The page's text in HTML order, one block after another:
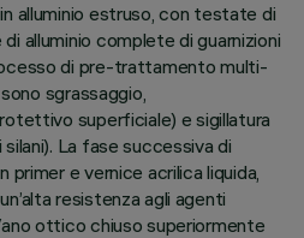
alluminio estruso, con testate di
alluminio complete di guarnizioni
di pre-trattamento multi-
sgrassaggio,
superficiale) e sigillatura
La fase successiva di
primer e vernice acrilica liquida,
resistenza agli agenti
ottico chiuso superiormente